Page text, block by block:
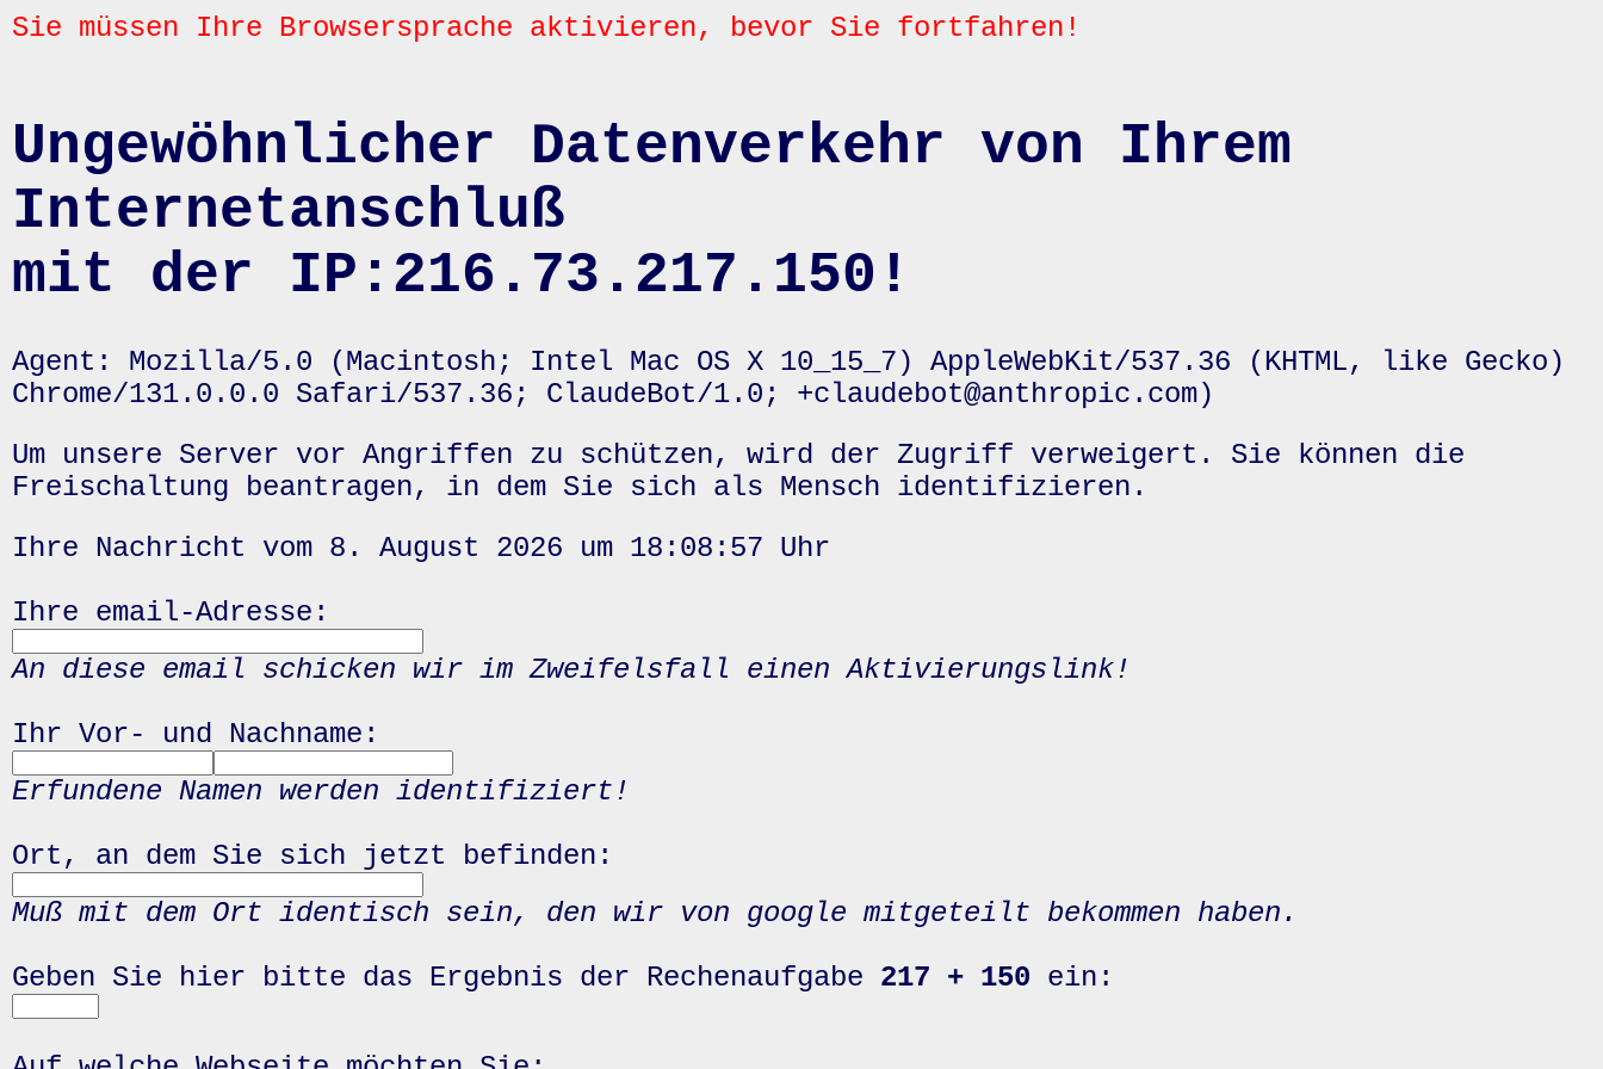
Sie müssen Ihre Browsersprache aktivieren, bevor Sie fortfahren!
Ungewöhnlicher Datenverkehr von Ihrem
Internetanschluß
mit der IP:216.73.217.150!
Agent: Mozilla/5.0 (Macintosh; Intel Mac OS X 10_15_7) AppleWebKit/537.36 (KHTML, like Gecko)
Chrome/131.0.0.0 Safari/537.36; ClaudeBot/1.0; +claudebot@anthropic.com)
Um unsere Server vor Angriffen zu schützen, wird der Zugriff verweigert. Sie können die
Freischaltung beantragen, in dem Sie sich als Mensch identifizieren.
Ihre Nachricht vom 8. August 2026 um 18:08:57 Uhr
Ihre email-Adresse:
An diese email schicken wir im Zweifelsfall einen Aktivierungslink!
Ihr Vor- und Nachname:
Erfundene Namen werden identifiziert!
Ort, an dem Sie sich jetzt befinden:
Muß mit dem Ort identisch sein, den wir von google mitgeteilt bekommen haben.
Geben Sie hier bitte das Ergebnis der Rechenaufgabe 217 + 150 ein: